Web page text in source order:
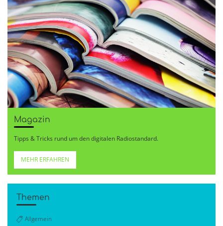
Magazin
Tipps & Tricks rund um den digitalen Radiostandard.
MEHR ERFAHREN
Themen
Allgemein